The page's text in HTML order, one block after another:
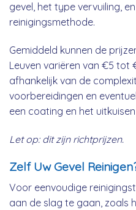
gevel, het type vervuiling,
reinigingsmethode.
Gemiddeld kunnen de
Leuven variëren van €5 tot
afhankelijk van de
voorbereidingen en
een coating en het
Let op: dit zijn richtprijzen.
Zelf Uw Gevel
Voor eenvoudige
aan de slag te gaan, zoals